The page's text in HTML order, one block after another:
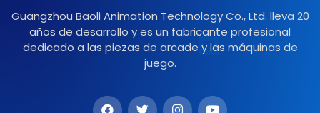
Guangzhou Baoli Animation Technology Co., Ltd. lleva 20
años de desarrollo y es un fabricante profesional
dedicado a las piezas de arcade y las máquinas de
juego.